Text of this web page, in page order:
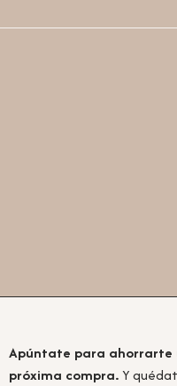
Apúntate para ahorrarte
próxima compra.Y